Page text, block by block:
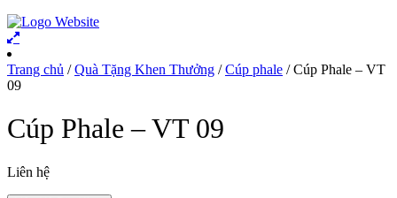
Trang chủ /Quà Tặng Khen Thưởng /Cúp phale / Cúp Phale – VT
09
Cúp Phale – VT 09
Liên hệ